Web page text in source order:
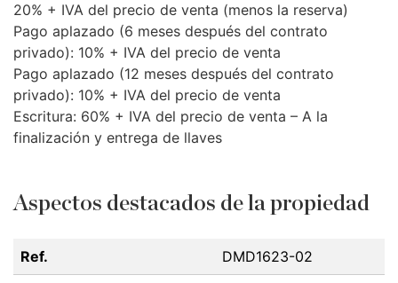
20% + IVA del precio de venta (menos la reserva)
Pago aplazado (6 meses después del contrato
privado): 10% + IVA del precio de venta
Pago aplazado (12 meses después del contrato
privado): 10% + IVA del precio de venta
Escritura: 60% + IVA del precio de venta – A la
finalización y entrega de llaves
Aspectos destacados de la propiedad
Ref. DMD1623-02